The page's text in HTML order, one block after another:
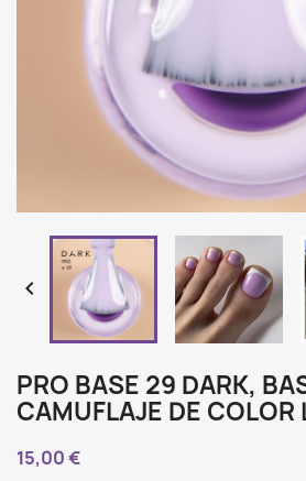

PRO BASE 29 DARK,
CAMUFLAJE DE COLOR
15,00 €